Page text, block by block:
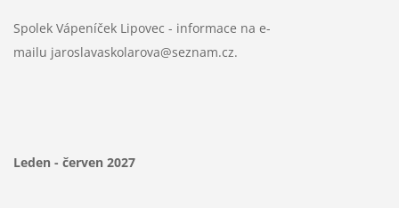
Spolek Vápeníček Lipovec - informace na e-
mailu jaroslavaskolarova@seznam.cz.
Leden - červen 2027